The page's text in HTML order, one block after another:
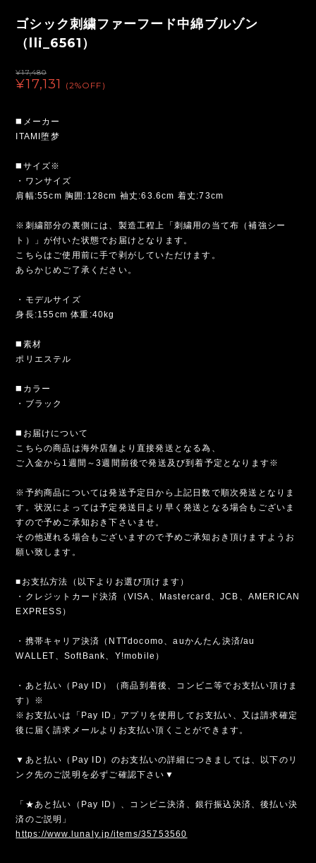
ゴシック刺繍ファーフード中綿ブルゾン
（lli_6561）
¥17,480
¥17,131 (2%OFF)
◼️メーカー
ITAMI堕梦
◼️サイズ※
・ワンサイズ
肩幅:55cm 胸囲:128cm 袖丈:63.6cm 着丈:73cm
※刺繍部分の裏側には、製造工程上「刺繍用の当て布（補強シー
ト）」が付いた状態でお届けとなります。
こちらはご使用前に手で剥がしていただけます。
あらかじめご了承ください。
・モデルサイズ
身長:155cm 体重:40kg
◼️素材
ポリエステル
◼️カラー
・ブラック
◼️お届けについて
こちらの商品は海外店舗より直接発送となる為、
ご入金から1週間～3週間前後で発送及び到着予定となります※
※予約商品については発送予定日から上記日数で順次発送となりま
す。状況によっては予定発送日より早く発送となる場合もございま
すので予めご承知おき下さいませ。
その他遅れる場合もございますので予めご承知おき頂けますようお
願い致します。
■お支払方法（以下よりお選び頂けます）
・クレジットカード決済（VISA、Mastercard、JCB、AMERICAN
EXPRESS）
・携帯キャリア決済（NTTdocomo、auかんたん決済/au
WALLET、SoftBank、Y!mobile）
・あと払い（Pay ID）（商品到着後、コンビニ等でお支払い頂けま
す）※
※お支払いは「Pay ID」アプリを使用してお支払い、又は請求確定
後に届く請求メールよりお支払い頂くことができます。
▼あと払い（Pay ID）のお支払いの詳細につきましては、以下のリ
ンク先のご説明を必ずご確認下さい▼
「★あと払い（Pay ID）、コンビニ決済、銀行振込決済、後払い決
済のご説明」
https://www.lunaly.jp/items/35753560